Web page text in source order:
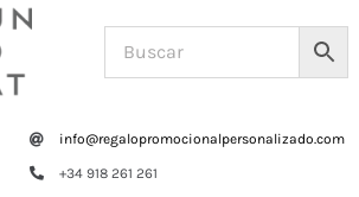
info@regalopromocionalpersonalizado.com
+34 918 261 261